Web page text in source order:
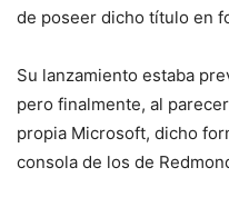
de poseer dicho título en
Su lanzamiento estaba
pero finalmente, al
propia Microsoft, dicho
consola de los de